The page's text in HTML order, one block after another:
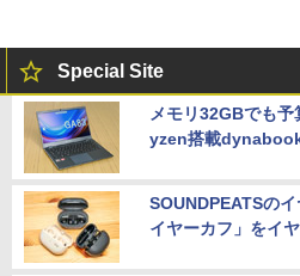
Special Site
メモリ32GBでも
yzen搭載
SOUNDPEATSの
イヤーカフ」をイ